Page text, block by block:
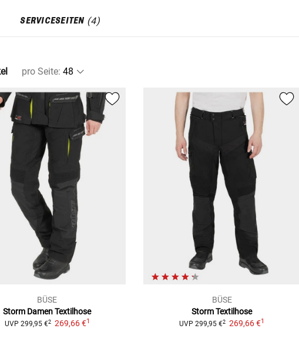
SERVICESEITEN (4)
pro Seite:
BÜSE
Storm Damen Textilhose
UVP 299,95 €2 269,66 €1
BÜSE
Storm Textilhose
UVP 299,95 €2 269,66 €1